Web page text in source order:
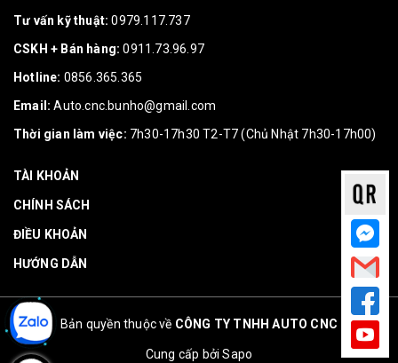
Tư vấn kỹ thuật: 0979.117.737
CSKH + Bán hàng: 0911.73.96.97
Hotline: 0856.365.365
Email: Auto.cnc.bunho@gmail.com
Thời gian làm việc: 7h30-17h30 T2-T7 (Chủ Nhật 7h30-17h00)
TÀI KHOẢN
CHÍNH SÁCH
ĐIỀU KHOẢN
HƯỚNG DẪN
Bản quyền thuộc về CÔNG TY TNHH AUTO CNC
Cung cấp bởiSapo